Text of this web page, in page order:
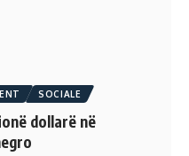
SOCIALE
dollarë në